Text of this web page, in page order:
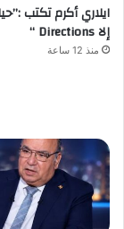
ايلاري أكرم تكتب
إلا Directions “
منذ 12 ساعة